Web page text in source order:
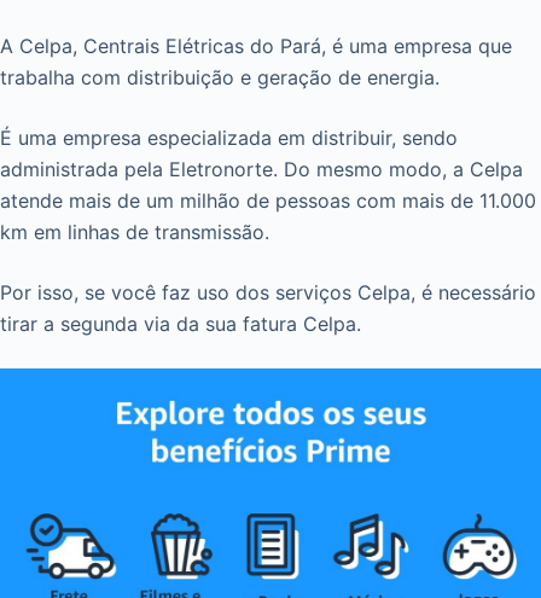
A Celpa, Centrais Elétricas do Pará, é uma empresa que
trabalha com distribuição e geração de energia.
É uma empresa especializada em distribuir, sendo
administrada pela Eletronorte. Do mesmo modo, a Celpa
atende mais de um milhão de pessoas com mais de 11.000
km em linhas de transmissão.
Por isso, se você faz uso dos serviços Celpa, é necessário
tirar a segunda via da sua fatura Celpa.